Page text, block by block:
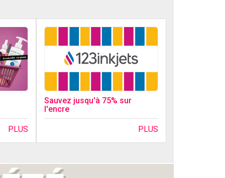
PLUS
Sauvez jusqu'à 75% sur
l'encre
PLUS